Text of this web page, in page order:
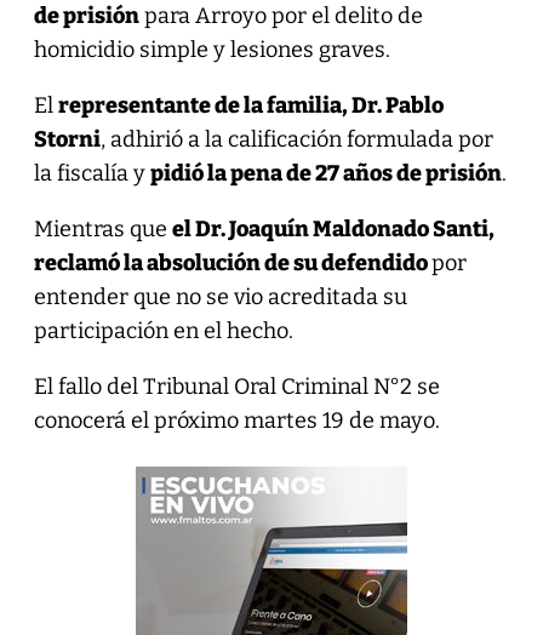
de prisiónpara Arroyo por el delito de
homicidio simple y lesiones graves.
Elrepresentante de la familia, Dr. Pablo
Storni, adhirió a la calificación formulada por
la fiscalía ypidió la pena de 27 años de prisión.
Mientras que el Dr. Joaquín Maldonado Santi,
reclamó la absolución de su defendidopor
entender que no se vio acreditada su
participación en el hecho.
El fallo del Tribunal Oral Criminal N°2 se
conocerá el próximo martes 19 de mayo.